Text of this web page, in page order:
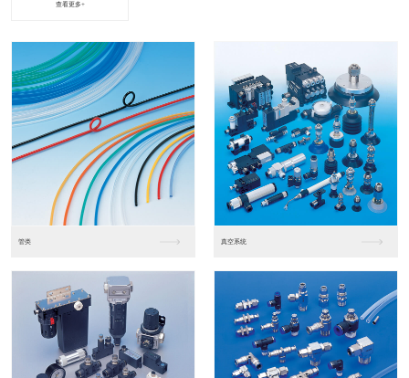
查看更多+
进口松下PLC2 进口松下PLC